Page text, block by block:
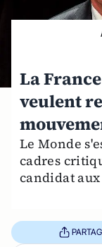
La
veulent
Le Monde
cadres
candidat